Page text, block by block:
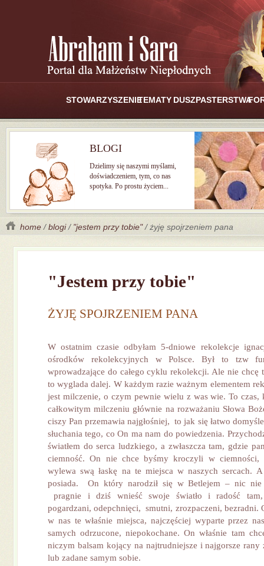
STOWARZYSZENIETEMATY DUSZPASTERSTWA
BLOGI
Dzielimy się naszymi myślami,
doświadczeniem, tym, co nas
spotyka. Po prostu życiem...
home /blogi/ "jestem przy tobie"/ żyję spojrzeniem pana
"Jestem przy tobie"
ŻYJĘ SPOJRZENIEM PANA
W ostatnim czasie odbyłam 5-dniowe rekolekcje
ośrodków rekolekcyjnych w Polsce. Był to tzw
wprowadzające do całego cyklu rekolekcji. Ale nie chcę
to wyglada dalej. W każdym razie ważnym elementem
jest milczenie, o czym pewnie wielu z was wie. To czas,
całkowitym milczeniu głównie na rozważaniu Słowa
ciszy Pan przemawia najgłośniej, to jak się łatwo
słuchania tego, co On ma nam do powiedzenia.
światłem do serca ludzkiego, a zwłaszcza tam, gdzie
ciemność. On nie chce byśmy kroczyli w
wylewa swą łaskę na te miejsca w naszych sercach.
posiada. On który narodził się w Betlejem – nic nie
pragnie i dziś wnieść swoje światło i radość
pogardzani, odepchnięci, smutni, zrozpaczeni, bezradni.
w nas te właśnie miejsca, najczęściej wyparte przez
samych odrzucone, niepokochane. On właśnie tam
niczym balsam kojący na najtrudniejsze i najgorsze rany
lub zadane samym sobie.